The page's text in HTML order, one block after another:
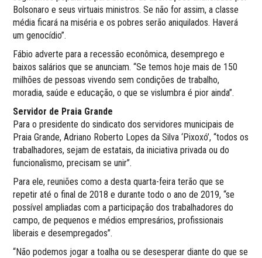
Bolsonaro e seus virtuais ministros. Se não for assim, a classe
média ficará na miséria e os pobres serão aniquilados. Haverá
um genocídio”.
Fábio adverte para a recessão econômica, desemprego e
baixos salários que se anunciam. “Se temos hoje mais de 150
milhões de pessoas vivendo sem condições de trabalho,
moradia, saúde e educação, o que se vislumbra é pior ainda”.
Servidor de Praia Grande
Para o presidente do sindicato dos servidores municipais de
Praia Grande, Adriano Roberto Lopes da Silva ‘Pixoxó’, “todos os
trabalhadores, sejam de estatais, da iniciativa privada ou do
funcionalismo, precisam se unir”.
Para ele, reuniões como a desta quarta-feira terão que se
repetir até o final de 2018 e durante todo o ano de 2019, “se
possível ampliadas com a participação dos trabalhadores do
campo, de pequenos e médios empresários, profissionais
liberais e desempregados”.
“Não podemos jogar a toalha ou se desesperar diante do que se